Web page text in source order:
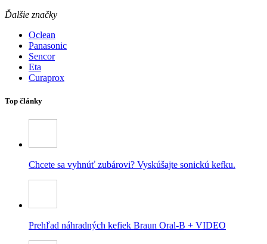
Ďalšie značky
Oclean
Panasonic
Sencor
Eta
Curaprox
Top články
Chcete sa vyhnúť zubárovi? Vyskúšajte sonickú kefku.
Prehľad náhradných kefiek Braun Oral-B + VIDEO